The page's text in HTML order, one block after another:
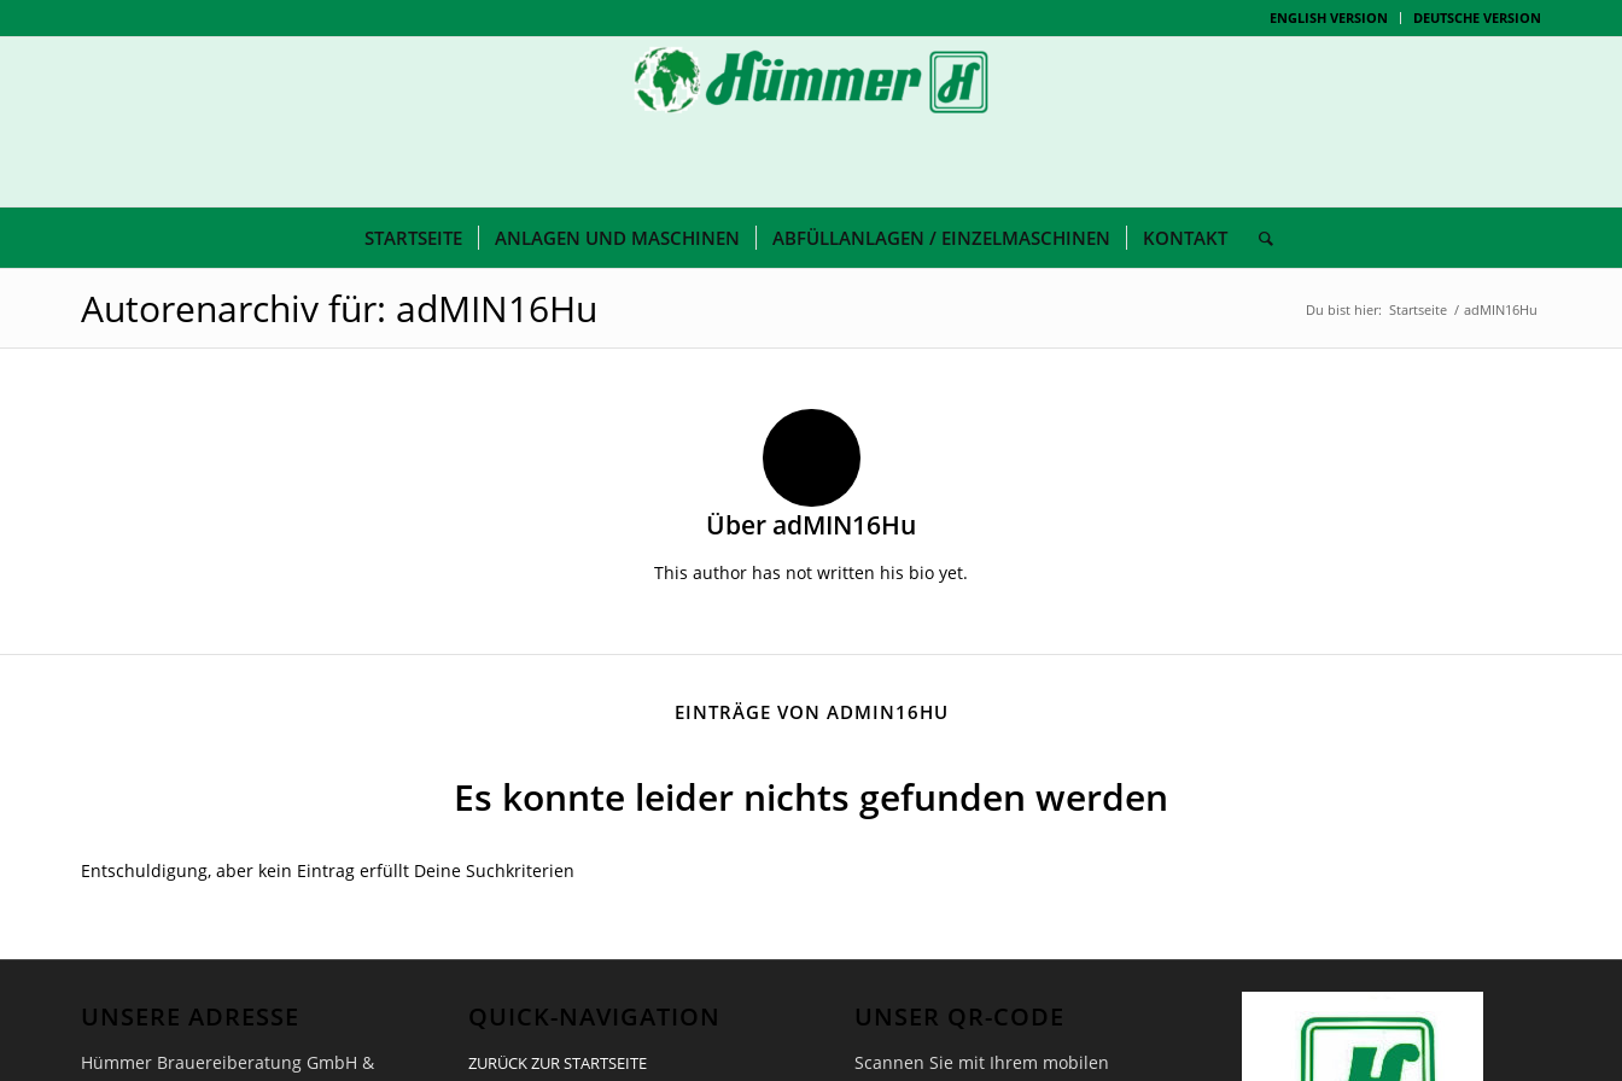
ENGLISH VERSION DEUTSCHE VERSION
STARTSEITE ANLAGEN UND MASCHINEN ABFÜLLANLAGEN / EINZELMASCHINEN KONTAKT
Autorenarchiv für: adMIN16Hu Du bist hier: Startseite / adMIN16Hu
Über adMIN16Hu
This author has not written his bio yet.
EINTRÄGE VON ADMIN16HU
Es konnte leider nichts gefunden werden
Entschuldigung, aber kein Eintrag erfüllt Deine Suchkriterien
UNSERE ADRESSE
Hümmer Brauereiberatung GmbH &
QUICK-NAVIGATION
ZURÜCK ZUR STARTSEITE
UNSER QR-CODE
Scannen Sie mit Ihrem mobilen